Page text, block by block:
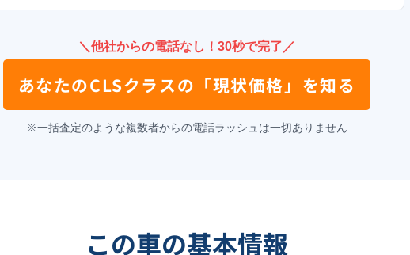
＼他社からの電話なし！30秒で完了／
あなたのCLSクラスの 「現状価格」を知る
※一括査定のような複数者からの電話ラッシュは一切ありません
この車の基本情報